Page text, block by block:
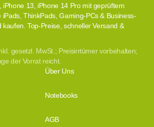
iPhone 13, iPhone 14 Pro mit geprüftem
iPads, ThinkPads, Gaming-PCs & Business-
Top-Preise, schneller Versand &
gesetzl. MwSt.; Preisirrtümer vorbehalten;
der Vorrat reicht.
Über Uns
Notebooks
AGB